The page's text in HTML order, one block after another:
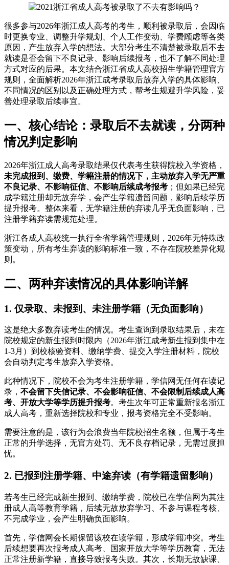
很多参与2026年浙江成人高考的考生，顺利被录取后，会因临
时更换专业、调整升学规划、个人工作变动、学费顾虑等各类
原因，产生放弃入学的想法。大部分考生不清楚被录取后不去
就读是否会留下不良记录、影响后续报考，也不了解不同处理
方式对应的后果。本文结合浙江省成人高校招生学籍管理官方
规则，全面解析2026年浙江成考录取后放弃入学的具体影响、
不同情况的区别以及正确处理方式，帮考生规避升学风险，妥
善处理录取后续事宜。
一、核心结论：录取后不去就读，分两种
情况判定影响
2026年浙江成人高考录取结果仅代表考生获得院校入学资格，
未完成报到、缴费、学籍注册的情况下，主动放弃入学无严重
不良记录、不影响征信、不影响后续成考报考 ；但如果已经完
成学籍注册却无故弃学，会产生学籍遗留问题，影响后续学历
提升报考。整体来看，无学籍注册的弃读几乎无负面影响，已
注册学籍弃读需规范处理。
浙江各成人高校统一执行全省学籍管理规则，2026年无特殊政
策变动，所有考生弃读的影响标准一致，不存在院校差异化规
则。
二、两种弃读情况的具体影响详解
1. 仅录取、未报到、未注册学籍（无负面影响）
这是绝大多数弃读考生的情况。考生查询到录取结果后，未在
院校规定的新生报到时限内（2026年浙江成考新生报到集中在
1-3月）到校核验资料、缴纳学费、提交入学注册材料，院校
会自动判定考生放弃入学资格。
此种情况下，院校不会为考生注册学籍，学信网无任何在读记
录， 不会留下失信记录、不会影响征信、不会限制后续成人高
考、开放大学等学历提升报考。考生次年可正常重新报名浙江
成人高考，重新选择院校和专业，报考资格完全不受影响。
需要注意的是，该行为会浪费当年院校招生名额，但属于考生
正常的升学选择，无官方处罚、无不良存档记录，无需过度担
忧。
2. 已报到注册学籍、中途弃读（有学籍遗留影响）
若考生已经完成新生报到、缴纳学费，院校已在学信网为其注
册成人高等教育学籍，后续无故放弃学习、不参与课程考核、
不完成学业，会产生明确负面影响。
首先，学信网会长期保留该校在读学籍，形成学籍冲突。考生
后续想要再次报考成人高考、国家开放大学等学历教育，无法
正常注册新学籍，直接导致报考失败。其次，长期无故缺课、